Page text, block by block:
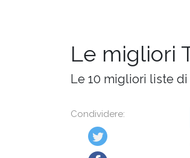
Le migliori
Le 10 migliori liste
Condividere: